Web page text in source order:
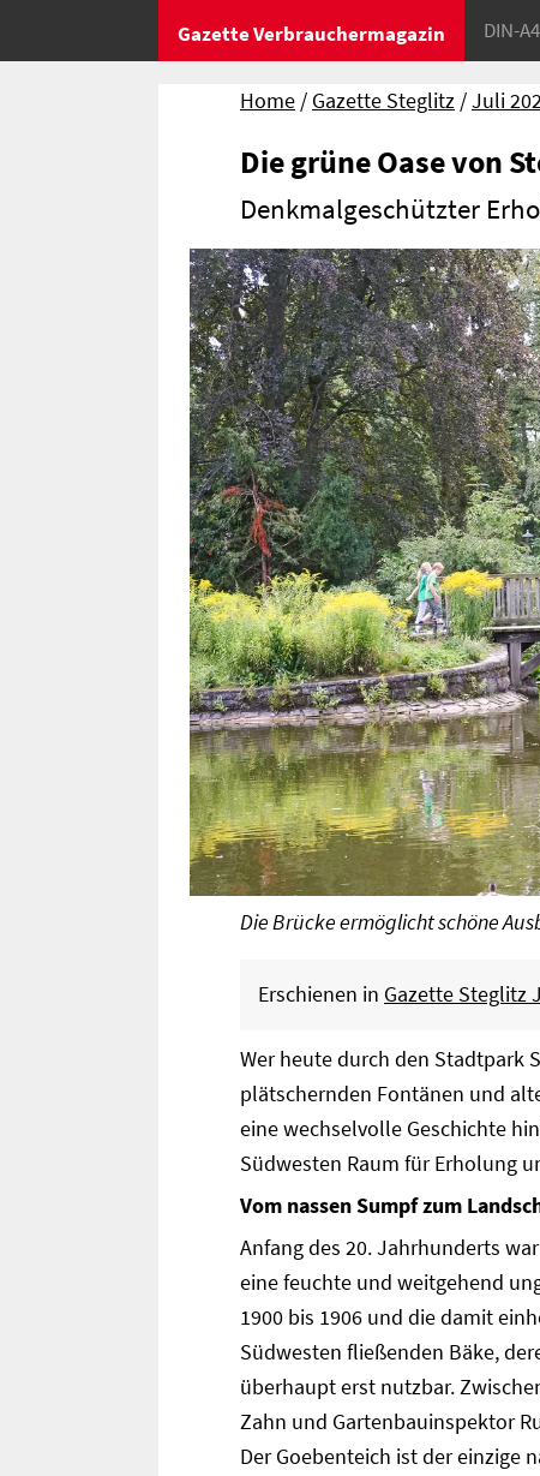
Gazette Verbrauchermagazin DIN-
Home Gazette Steglitz Juli
Die grüne Oase von
Denkmalgeschützter
Die Brücke ermöglicht schöne
Erschienen in Gazette Steglitz
Wer heute durch den Stadtpark
plätschernden Fontänen und
eine wechselvolle Geschichte
Südwesten Raum für Erholung
Vom nassen Sumpf zum
Anfang des 20. Jahrhunderts
eine feuchte und weitgehend
1900 bis 1906 und die damit
Südwesten fließenden Bäke,
überhaupt erst nutzbar.
Zahn und Gartenbauinspektor
Der Goebenteich ist der einzige